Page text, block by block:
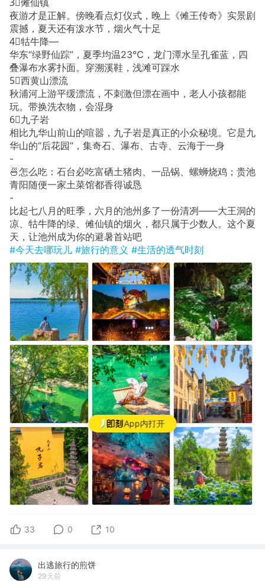
App内打开
3⃣傩仙镇
夜游才是正解。傍晚看点灯仪式，晚上《傩王传奇》实景剧
震撼，夏天还有泼水节，烟火气十足
4⃣牯牛降—
华东“绿野仙踪”，夏季均温23℃，龙门潭水呈孔雀蓝，四
叠瀑布水雾扑面。穿溯溪鞋，浅滩可踩水
5⃣西黄山漂流
秋浦河上游平缓漂流，不刺激但漂在画中，老人小孩都能
玩。带换洗衣物，会湿身
6⃣九子岩
相比九华山前山的喧嚣，九子岩是真正的小众秘境。它是九
华山的“后花园”，集奇石、瀑布、古寺、云海于一身
-
🍜怎么吃：石台必吃富硒土猪肉、一品锅、螺蛳烧鸡；贵池
青阳随便一家土菜馆都香得诚恳
-
比起七八月的旺季，六月的池州多了一份清冽——大王洞的
凉、牯牛降的绿、傩仙镇的烟火，都只属于少数人。这个夏
天，让池州成为你的避暑首站吧
#今天去哪玩儿 #旅行的意义 #生活的透气时刻
33 0 10
出逃旅行的煎饼
29天前